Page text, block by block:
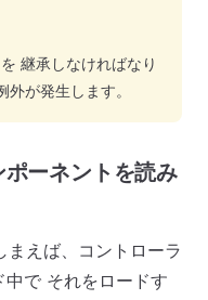
を 継承しなければなり
が発生します。
ーネントを読み
えば、コントローラ
中で それをロードす